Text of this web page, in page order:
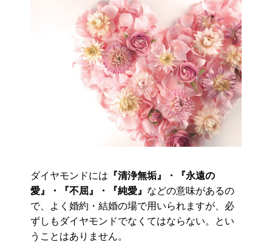
ダイヤモンドには 『清浄無垢』・『永遠の
愛』・『不屈』・『純愛』 などの意味があるの
で、よく婚約・結婚の場で用いられますが、必
ずしもダイヤモンドでなくてはならない。とい
うことはありません。